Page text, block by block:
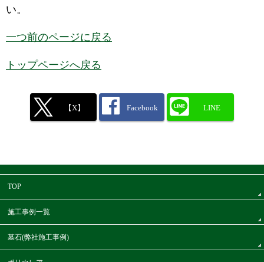
い。
一つ前のページに戻る
トップページへ戻る
【X】 Facebook LINE
TOP
施工事例一覧
墓石(弊社施工事例)